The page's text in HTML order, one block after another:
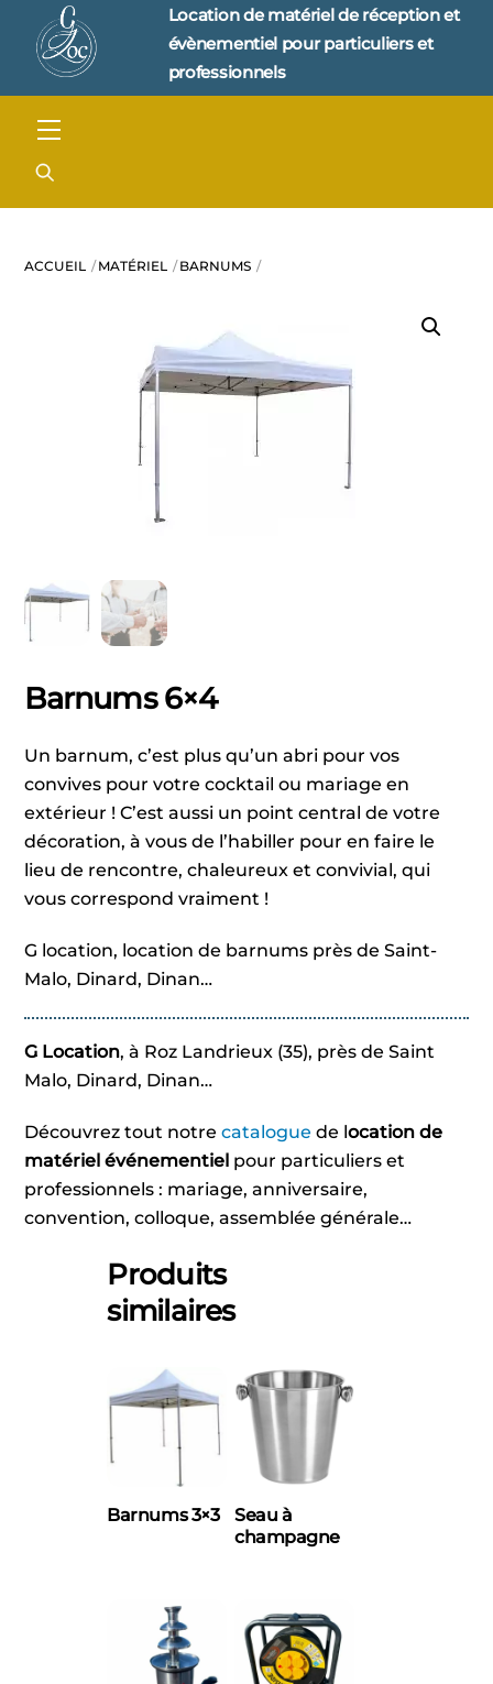
content
Location de matériel de réception et
évènementiel pour particuliers et
professionnels
Menu
ACCUEIL MATÉRIEL BARNUMS
Barnums 6×4
Un barnum, c’est plus qu’un abri pour vos
convives pour votre cocktail ou mariage en
extérieur ! C’est aussi un point central de votre
décoration, à vous de l’habiller pour en faire le
lieu de rencontre, chaleureux et convivial, qui
vous correspond vraiment !
G location, location de barnums près de Saint-
Malo, Dinard, Dinan…
G Location, à Roz Landrieux (35), près de Saint
Malo, Dinard, Dinan…
Découvrez tout notrecatalogue de location de
matériel événementiel pour particuliers et
professionnels : mariage, anniversaire,
convention, colloque, assemblée générale…
Produits
similaires
Barnums 3×3
Seau à
champagne